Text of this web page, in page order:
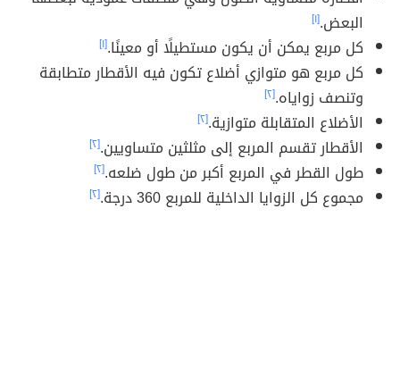
البعض.[١]
كل مربع يمكن أن يكون مستطيلًا أو معينًا.[١]
كل مربع هو متوازي أضلاع تكون فيه الأقطار متطابقة
وتنصف زواياه.[٢]
الأضلاع المتقابلة متوازية.[٢]
الأقطار تقسم المربع إلى مثلثين متساويين.[٢]
طول القطر في المربع أكبر من طول ضلعه.[٢]
مجموع كل الزوايا الداخلية للمربع 360 درجة. [٢]